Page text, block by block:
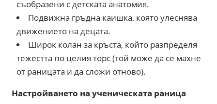
съобразени с детската анатомия.
Подвижна гръдна каишка, която улеснява
движението на децата.
Широк колан за кръста, който разпределя
тежестта по целия торс (той може да се махне
от раницата и да сложи отново).
Настройването на ученическата раница